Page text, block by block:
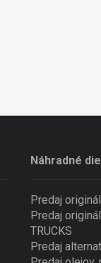
Náhradné
Predaj
Predaj
TRUCKS
Predaj